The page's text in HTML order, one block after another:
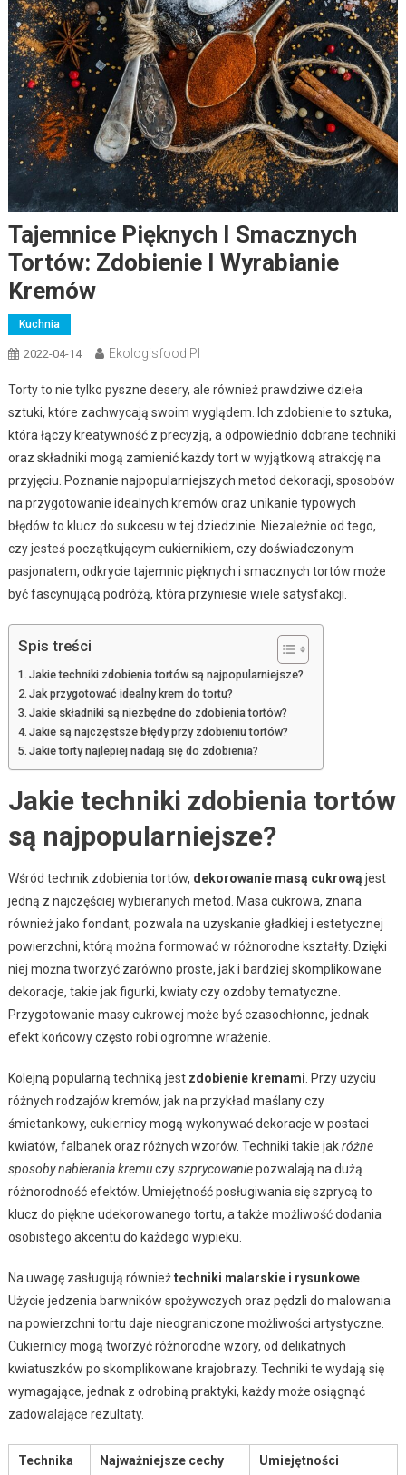
Tajemnice Pięknych I Smacznych
Tortów: Zdobienie I Wyrabianie
Kremów
Kuchnia
2022-04-14 Ekologisfood.pl
Torty to nie tylko pyszne desery, ale również prawdziwe dzieła
sztuki, które zachwycają swoim wyglądem. Ich zdobienie to sztuka,
która łączy kreatywność z precyzją, a odpowiednio dobrane techniki
oraz składniki mogą zamienić każdy tort w wyjątkową atrakcję na
przyjęciu. Poznanie najpopularniejszych metod dekoracji, sposobów
na przygotowanie idealnych kremów oraz unikanie typowych
błędów to klucz do sukcesu w tej dziedzinie. Niezależnie od tego,
czy jesteś początkującym cukiernikiem, czy doświadczonym
pasjonatem, odkrycie tajemnic pięknych i smacznych tortów może
być fascynującą podróżą, która przyniesie wiele satysfakcji.
Spis treści
Jakie techniki zdobienia tortów są najpopularniejsze?
Jak przygotować idealny krem do tortu?
Jakie składniki są niezbędne do zdobienia tortów?
Jakie są najczęstsze błędy przy zdobieniu tortów?
Jakie torty najlepiej nadają się do zdobienia?
Jakie techniki zdobienia tortów
są najpopularniejsze?
Wśród technik zdobienia tortów, dekorowanie masą cukrową jest
jedną z najczęściej wybieranych metod. Masa cukrowa, znana
również jako fondant, pozwala na uzyskanie gładkiej i estetycznej
powierzchni, którą można formować w różnorodne kształty. Dzięki
niej można tworzyć zarówno proste, jak i bardziej skomplikowane
dekoracje, takie jak figurki, kwiaty czy ozdoby tematyczne.
Przygotowanie masy cukrowej może być czasochłonne, jednak
efekt końcowy często robi ogromne wrażenie.
Kolejną popularną techniką jest zdobienie kremami . Przy użyciu
różnych rodzajów kremów, jak na przykład maślany czy
śmietankowy, cukiernicy mogą wykonywać dekoracje w postaci
kwiatów, falbanek oraz różnych wzorów. Techniki takie jakróżne
sposoby nabierania kremuczyszprycowaniepozwalają na dużą
różnorodność efektów. Umiejętność posługiwania się szprycą to
klucz do piękne udekorowanego tortu, a także możliwość dodania
osobistego akcentu do każdego wypieku.
Na uwagę zasługują równieżtechniki malarskie i rysunkowe.
Użycie jedzenia barwników spożywczych oraz pędzli do malowania
na powierzchni tortu daje nieograniczone możliwości artystyczne.
Cukiernicy mogą tworzyć różnorodne wzory, od delikatnych
kwiatuszków po skomplikowane krajobrazy. Techniki te wydają się
wymagające, jednak z odrobiną praktyki, każdy może osiągnąć
zadowalające rezultaty.
Technika Najważniejsze cechy
Umiejętności